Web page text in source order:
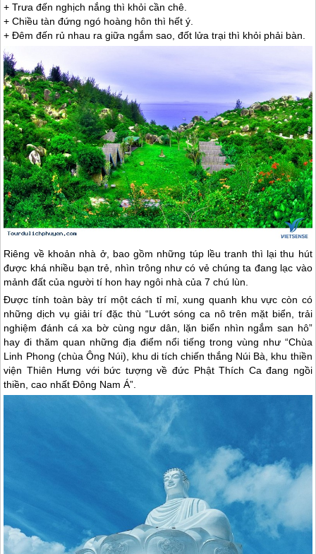
+ Trưa đến nghịch nắng thì khỏi cần chê.
+ Chiều tàn đứng ngó hoàng hôn thì hết ý.
+ Đêm đến rủ nhau ra giữa ngắm sao, đốt lửa trại thì khỏi phải bàn.
Riêng về khoản nhà ở, bao gồm những túp lều tranh thì lại thu hút
được khá nhiều bạn trẻ, nhìn trông như có vẻ chúng ta đang lạc vào
mảnh đất của người tí hon hay ngôi nhà của 7 chú lùn.
Được tính toàn bày trí một cách tỉ mỉ, xung quanh khu vực còn có
những dịch vụ giải trí đặc thù “Lướt sóng ca nô trên mặt biển, trải
nghiệm đánh cá xa bờ cùng ngư dân, lặn biển nhìn ngắm san hô”
hay đi thăm quan những địa điểm nổi tiếng trong vùng như “Chùa
Linh Phong (chùa Ông Núi), khu di tích chiến thắng Núi Bà, khu thiền
viện Thiên Hưng với bức tượng về đức Phật Thích Ca đang ngồi
thiền, cao nhất Đông Nam Á”.